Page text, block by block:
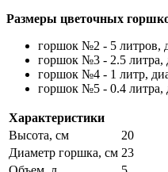
Размеры цветочных
горшок №2 - 5 литров,
горшок №3 - 2.5 литра,
горшок №4 - 1 литр,
горшок №5 - 0.4 литра,
Характеристики
Высота, см
20
Диаметр горшка, см 23